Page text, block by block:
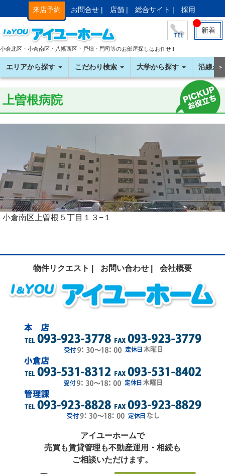
来店予約 お問合せ | 店舗 | 総合サイト | 採用
新着
小倉北区・小倉南区・八幡西区・戸畑・門司等のお部屋探しはお任せ!!
エリアから探す こだわり検索 大学から探す 沿線か＞
上曽根病院
小倉南区上曽根５丁目１３−１
物件リクエスト | お問い合わせ | 会社概要
アイユーホームで
売買も賃貸管理も不動産運用・相続も
ご相談いただけます。